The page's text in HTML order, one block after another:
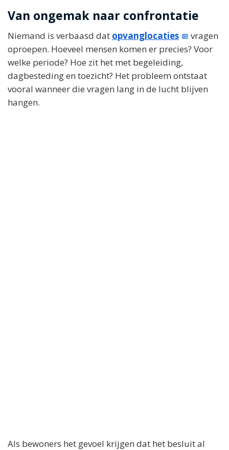
Van ongemak naar confrontatie
Niemand is verbaasd dat opvanglocaties
vragen
oproepen. Hoeveel mensen komen er precies? Voor
welke periode? Hoe zit het met begeleiding,
dagbesteding en toezicht? Het probleem ontstaat
vooral wanneer die vragen lang in de lucht blijven
hangen.
Als bewoners het gevoel krijgen dat het besluit al